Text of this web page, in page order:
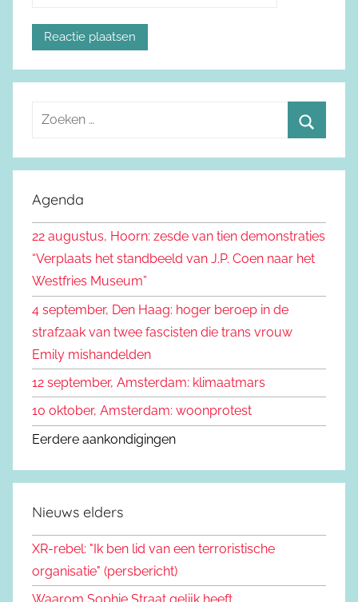
e
e
n
r
:
o
e
n
Agenda
22 augustus, Hoorn: zesde van tien demonstraties
“Verplaats het standbeeld van J.P. Coen naar het
Westfries Museum”
4 september, Den Haag: hoger beroep in de
strafzaak van twee fascisten die trans vrouw
Emily mishandelden
12 september, Amsterdam: klimaatmars
10 oktober, Amsterdam: woonprotest
Eerdere aankondigingen
Nieuws elders
XR-rebel: "Ik ben lid van een terroristische
organisatie" (persbericht)